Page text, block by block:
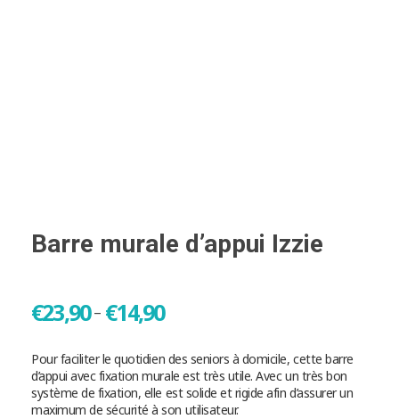
Barre murale d’appui Izzie
€14,90
–
€23,90
Pour faciliter le quotidien des seniors à domicile, cette barre
d’appui avec fixation murale est très utile. Avec un très bon
système de fixation, elle est solide et rigide afin d’assurer un
maximum de sécurité à son utilisateur.